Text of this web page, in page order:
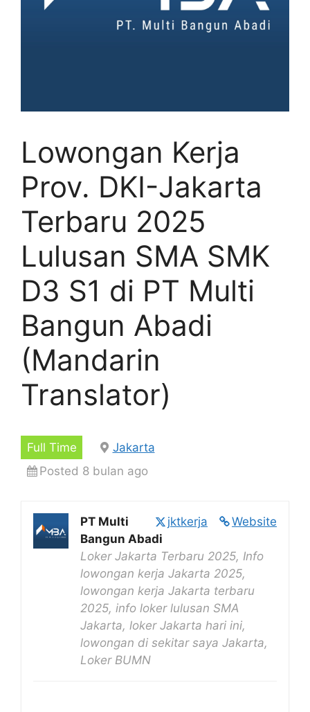
Lowongan Kerja
Prov. DKI-Jakarta
Terbaru 2025
Lulusan SMA SMK
D3 S1 di PT Multi
Bangun Abadi
(Mandarin
Translator)
Full Time
Jakarta
Posted 8 bulan ago
Website
jktkerja
PT Multi
Bangun Abadi
Loker Jakarta Terbaru 2025, Info
lowongan kerja Jakarta 2025,
lowongan kerja Jakarta terbaru
2025, info loker lulusan SMA
Jakarta, loker Jakarta hari ini,
lowongan di sekitar saya Jakarta,
Loker BUMN